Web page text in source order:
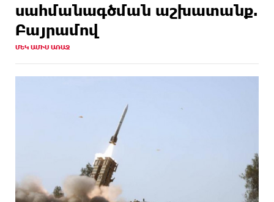
սահմանագծման աշխատանք.
Բայրամով
ՄԵԿ ԱՄԻՍ ԱՌԱՋ